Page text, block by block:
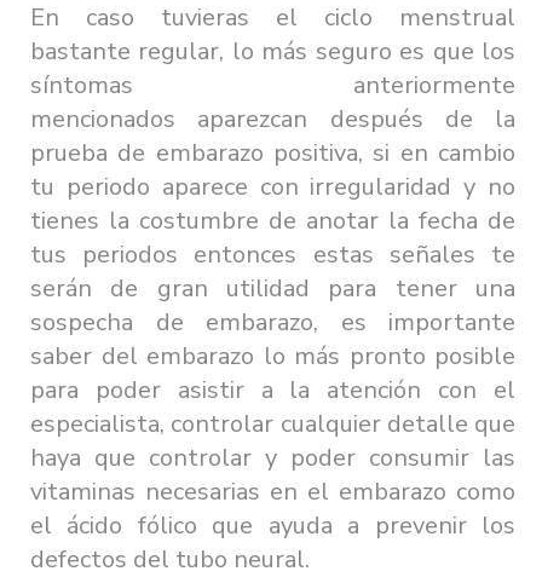
En caso tuvieras el ciclo menstrual
bastante regular, lo más seguro es que los
síntomas anteriormente
mencionados aparezcan después de la
prueba de embarazo positiva, si en cambio
tu periodo aparece con irregularidad y no
tienes la costumbre de anotar la fecha de
tus periodos entonces estas señales te
serán de gran utilidad para tener una
sospecha de embarazo, es importante
saber del embarazo lo más pronto posible
para poder asistir a la atención con el
especialista, controlar cualquier detalle que
haya que controlar y poder consumir las
vitaminas necesarias en el embarazo como
el ácido fólico que ayuda a prevenir los
defectos del tubo neural.